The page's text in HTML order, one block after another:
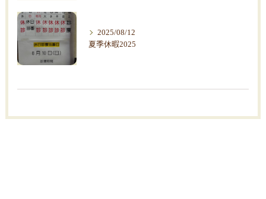
2025/08/12
夏季休暇2025